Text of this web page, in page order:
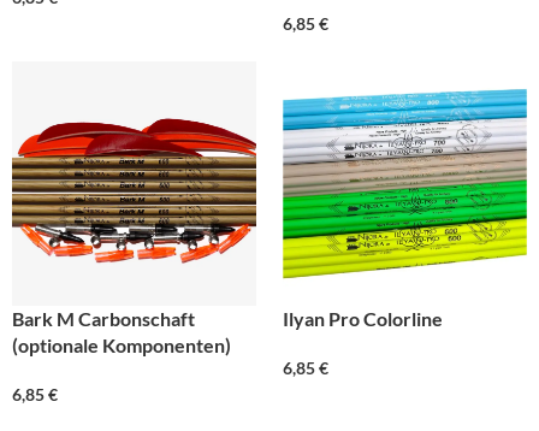
6,85€
Bark M Carbonschaft
(optionale Komponenten)
6,85€
Ilyan Pro Colorline
6,85€